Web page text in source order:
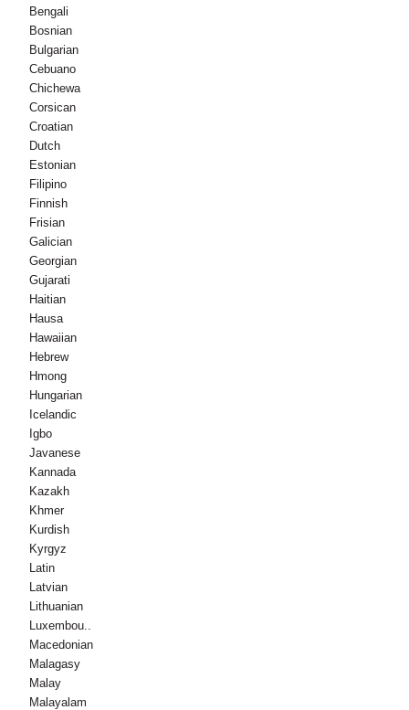
Bengali
Bosnian
Bulgarian
Cebuano
Chichewa
Corsican
Croatian
Dutch
Estonian
Filipino
Finnish
Frisian
Galician
Georgian
Gujarati
Haitian
Hausa
Hawaiian
Hebrew
Hmong
Hungarian
Icelandic
Igbo
Javanese
Kannada
Kazakh
Khmer
Kurdish
Kyrgyz
Latin
Latvian
Lithuanian
Luxembou..
Macedonian
Malagasy
Malay
Malayalam